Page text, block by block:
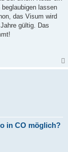
lassen
das Visum wird
gültig. Das
in CO möglich?